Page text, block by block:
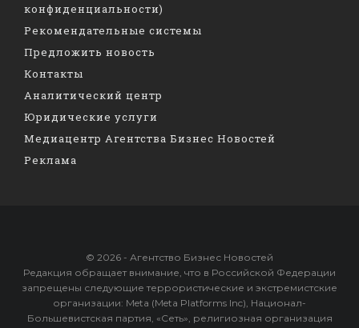
конфиденциальности)
Рекомендательные системы
Предложить новость
Контакты
Аналитический центр
Юридические услуги
Медиацентр Агентства Бизнес Новостей
Реклама
© 2026 - Агентство Бизнес Новостей
Редакция обращает внимание, что в Российской Федерации
запрещены следующие террористические и экстремистские
организации: Meta (Meta Platforms Inc), Национал-
Большевистская партия, «Сеть», религиозная организация